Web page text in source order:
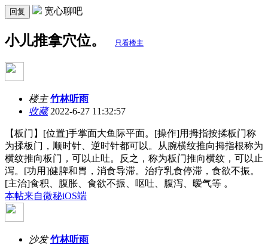
回复 宽心聊吧
小儿推拿穴位。 只看楼主
楼主 竹林听雨
收藏2022-6-27 11:32:57
【板门】[位置]手掌面大鱼际平面。[操作]用拇指按揉板门称
为揉板门，顺时针、逆时针都可以。从腕横纹推向拇指根称为
横纹推向板门，可以止吐。反之，称为板门推向横纹，可以止
泻。[功用]健脾和胃，消食导滞。治疗乳食停滞，食欲不振。
[主治]食积、腹胀、食欲不振、呕吐、腹泻、暧气等 。
本帖来自微秘iOS端
沙发 竹林听雨